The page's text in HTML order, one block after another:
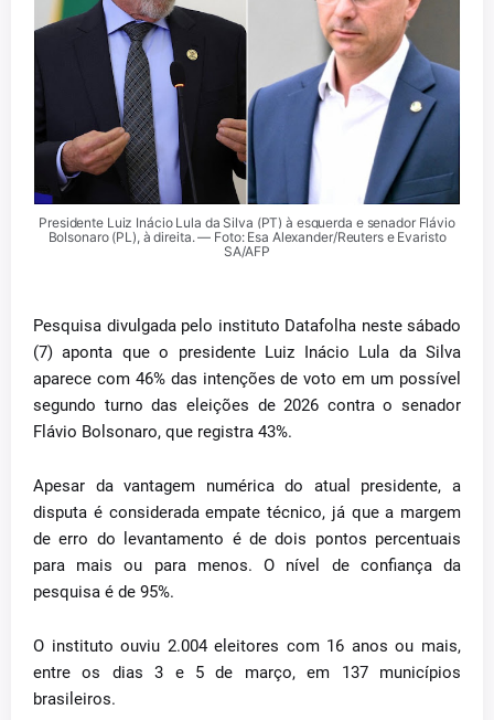
Presidente Luiz Inácio Lula da Silva (PT) à esquerda e senador Flávio
Bolsonaro (PL), à direita. — Foto: Esa Alexander/Reuters e Evaristo
SA/AFP
Pesquisa divulgada pelo instituto Datafolha neste sábado
(7) aponta que o presidente Luiz Inácio Lula da Silva
aparece com 46% das intenções de voto em um possível
segundo turno das eleições de 2026 contra o senador
Flávio Bolsonaro, que registra 43%.
Apesar da vantagem numérica do atual presidente, a
disputa é considerada empate técnico, já que a margem
de erro do levantamento é de dois pontos percentuais
para mais ou para menos. O nível de confiança da
pesquisa é de 95%.
O instituto ouviu 2.004 eleitores com 16 anos ou mais,
entre os dias 3 e 5 de março, em 137 municípios
brasileiros.